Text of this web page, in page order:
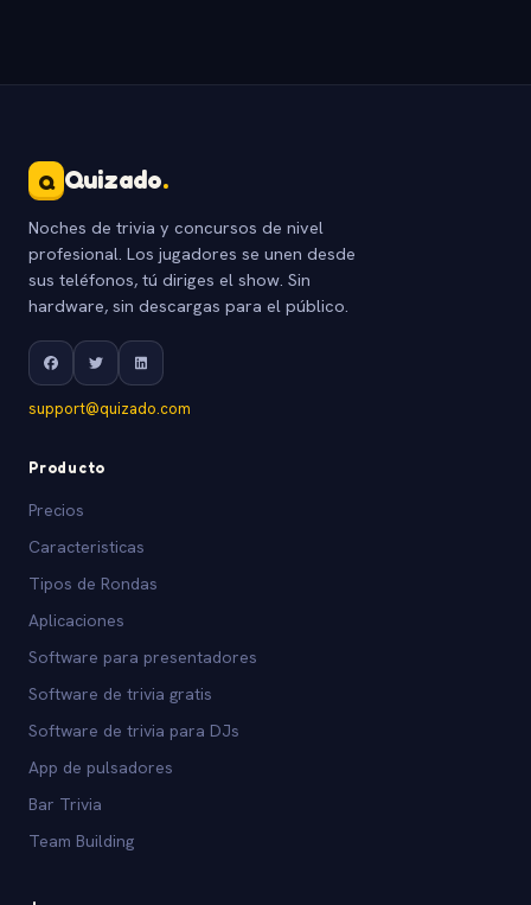
Q Quizado.
Noches de trivia y concursos de nivel
profesional. Los jugadores se unen desde
sus teléfonos, tú diriges el show. Sin
hardware, sin descargas para el público.
support@quizado.com
Producto
Precios
Caracteristicas
Tipos de Rondas
Aplicaciones
Software para presentadores
Software de trivia gratis
Software de trivia para DJs
App de pulsadores
Bar Trivia
Team Building